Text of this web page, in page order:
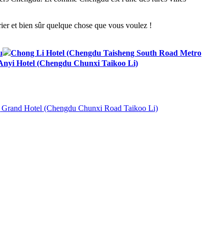
et bien sûr quelque chose que vous voulez !
Chong Li Hotel (Chengdu Taisheng South Road Metro
Hotel (Chengdu Chunxi Taikoo Li)
Hotel (Chengdu Chunxi Road Taikoo Li)